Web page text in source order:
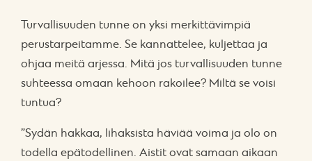
Turvallisuuden tunne on yksi merkittävimpiä
perustarpeitamme. Se kannattelee, kuljettaa ja
ohjaa meitä arjessa. Mitä jos turvallisuuden tunne
suhteessa omaan kehoon rakoilee? Miltä se voisi
tuntua?
”Sydän hakkaa, lihaksista häviää voima ja olo on
todella epätodellinen. Aistit ovat samaan aikaan